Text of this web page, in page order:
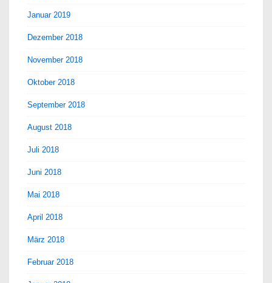
Januar 2019
Dezember 2018
November 2018
Oktober 2018
September 2018
August 2018
Juli 2018
Juni 2018
Mai 2018
April 2018
März 2018
Februar 2018